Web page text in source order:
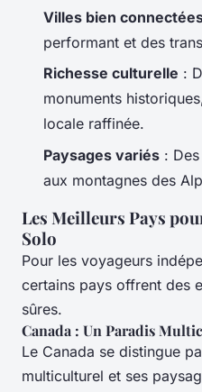
Villes bien
performant et des
Richesse culturelle :
monuments
locale raffinée.
Paysages variés :
aux montagnes des
Les Meilleurs Pays
Solo
Pour les voyageurs
certains pays offrent des
sûres.
Canada : Un Paradis
Le Canada se distingue
multiculturel et ses